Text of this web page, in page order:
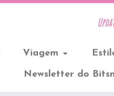
Viagem
Newsletter do